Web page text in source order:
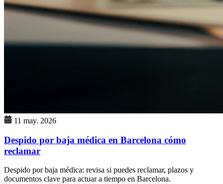
11 may. 2026
Despido por baja médica en Barcelona cómo
reclamar
Despido por baja médica: revisa si puedes reclamar, plazos y
documentos clave para actuar a tiempo en Barcelona.